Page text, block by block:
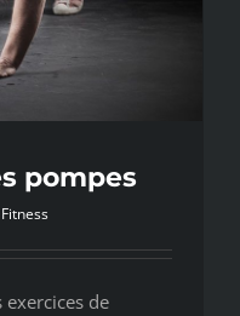
pompes
Fitness
exercices de